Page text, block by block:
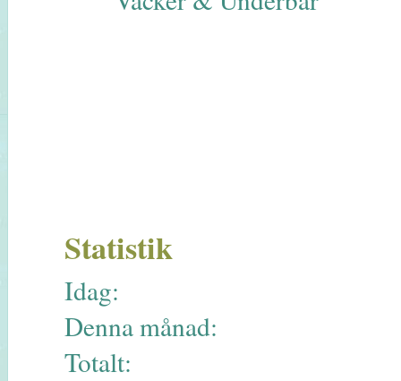
Statistik
Idag:
Denna månad:
Totalt: